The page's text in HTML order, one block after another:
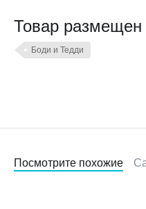
Товар размещен
Боди и Тедди
Посмотрите похожие